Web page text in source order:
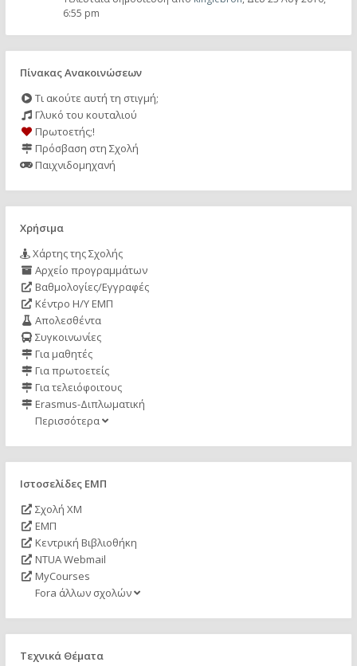
6:55 pm
Πίνακας Ανακοινώσεων
Τι ακούτε αυτή τη στιγμή;
Γλυκό του κουταλιού
Πρωτοετής;!
Πρόσβαση στη Σχολή
Παιχνιδομηχανή
Χρήσιμα
Χάρτης της Σχολής
Αρχείο προγραμμάτων
Βαθμολογίες/Εγγραφές
Κέντρο Η/Υ ΕΜΠ
Απολεσθέντα
Συγκοινωνίες
Για μαθητές
Για πρωτοετείς
Για τελειόφοιτους
Erasmus-Διπλωματική
Περισσότερα
Ιστοσελίδες ΕΜΠ
Σχολή ΧΜ
ΕΜΠ
Κεντρική Βιβλιοθήκη
NTUA Webmail
MyCourses
Fora άλλων σχολών
Τεχνικά Θέματα